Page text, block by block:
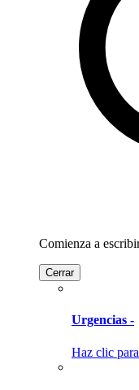
Comienza a
Cerrar
Urgencias -
Haz clic